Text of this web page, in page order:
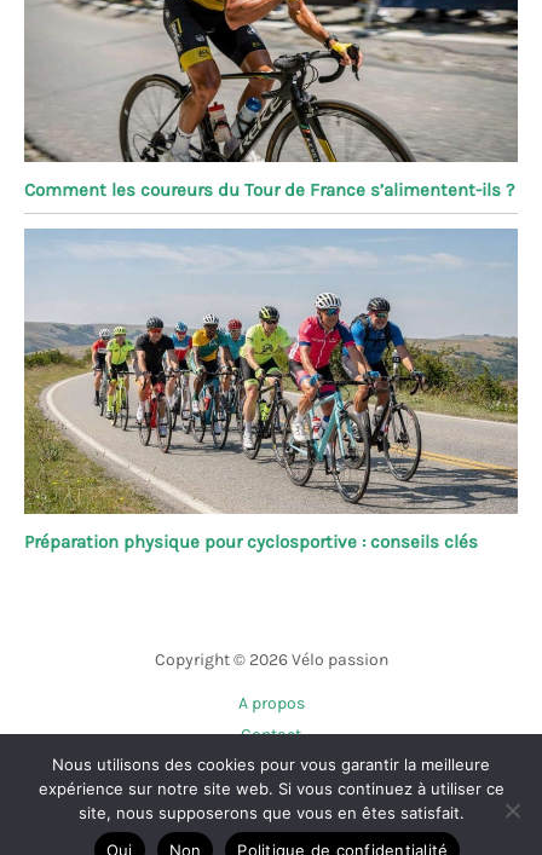
Comment les coureurs du Tour de France s’alimentent-ils ?
Préparation physique pour cyclosportive : conseils clés
Copyright © 2026 Vélo passion
A propos
Contact
Plan du site
Mentions légales
Politique de confidentialité
Nous utilisons des cookies pour vous garantir la meilleure
expérience sur notre site web. Si vous continuez à utiliser ce
site, nous supposerons que vous en êtes satisfait.
Oui
Non Politique de confidentialité